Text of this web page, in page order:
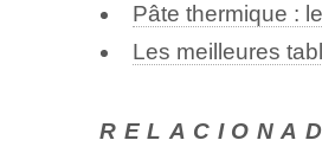
Pâte thermique :
Les meilleures